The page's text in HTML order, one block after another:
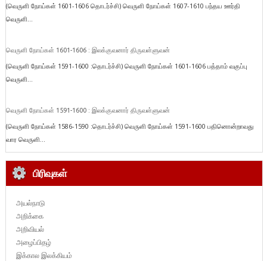
(வெருளி நோய்கள் 1601-1606 தொடர்ச்சி) வெருளி நோய்கள் 1607-1610 பந்தய ஊர்தி
வெருளி...
வெருளி நோய்கள் 1601-1606 : இலக்குவனார் திருவள்ளுவன்
(வெருளி நோய்கள் 1591-1600 :தொடர்ச்சி) வெருளி நோய்கள் 1601-1606 பத்தாம் வகுப்பு
வெருளி...
வெருளி நோய்கள் 1591-1600 : இலக்குவனார் திருவள்ளுவன்
(வெருளி நோய்கள் 1586-1590 :தொடர்ச்சி) வெருளி நோய்கள் 1591-1600 பதினொன்றாவது
வார வெருளி...
பிரிவுகள்
அயல்நாடு
அறிக்கை
அறிவியல்
அழைப்பிதழ்
இக்கால இலக்கியம்